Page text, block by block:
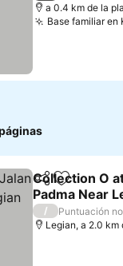
a 0.4 km de la
Base familiar en
CompartirAgregar a
Collection O
Padma Near
/
Puntuación
Legian, a 2.0 km